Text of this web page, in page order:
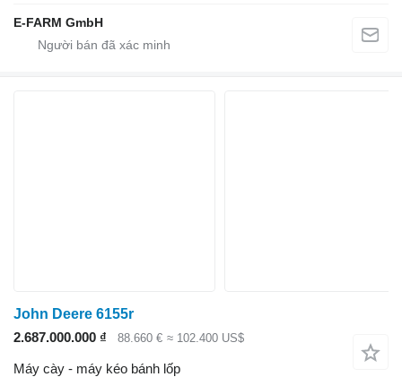
E-FARM GmbH
John Deere 6155r
2.687.000.000 ₫
88.660 € ≈ 102.400 US$
Máy cày - máy kéo bánh lốp